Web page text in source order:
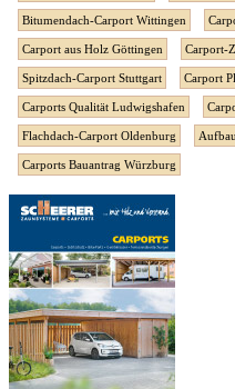
Bitumendach-Carport Wittingen
Carport aus Holz Göttingen Carport-
Spitzdach-Carport Stuttgart Carport
Carports Qualität Ludwigshafen
Flachdach-Carport Oldenburg
Carports Bauantrag Würzburg